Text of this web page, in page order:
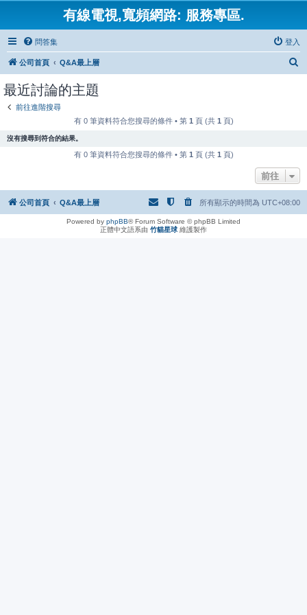
有線電視,寬頻網路: 服務專區.
問答集 登入
公司首頁 Q&A最上層
最近討論的主題
前往進階搜尋
有 0 筆資料符合您搜尋的條件 • 第 1 頁 (共 1 頁)
沒有搜尋到符合的結果。
有 0 筆資料符合您搜尋的條件 • 第 1 頁 (共 1 頁)
前往
公司首頁 Q&A最上層 所有顯示的時間為 UTC+08:00
Powered by phpBB® Forum Software © phpBB Limited
正體中文語系由 竹貓星球 維護製作